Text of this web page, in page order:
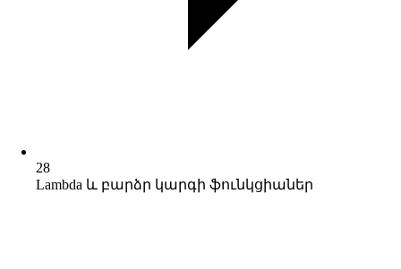
28
Lambda և բարձր կարգի ֆունկցիաներ